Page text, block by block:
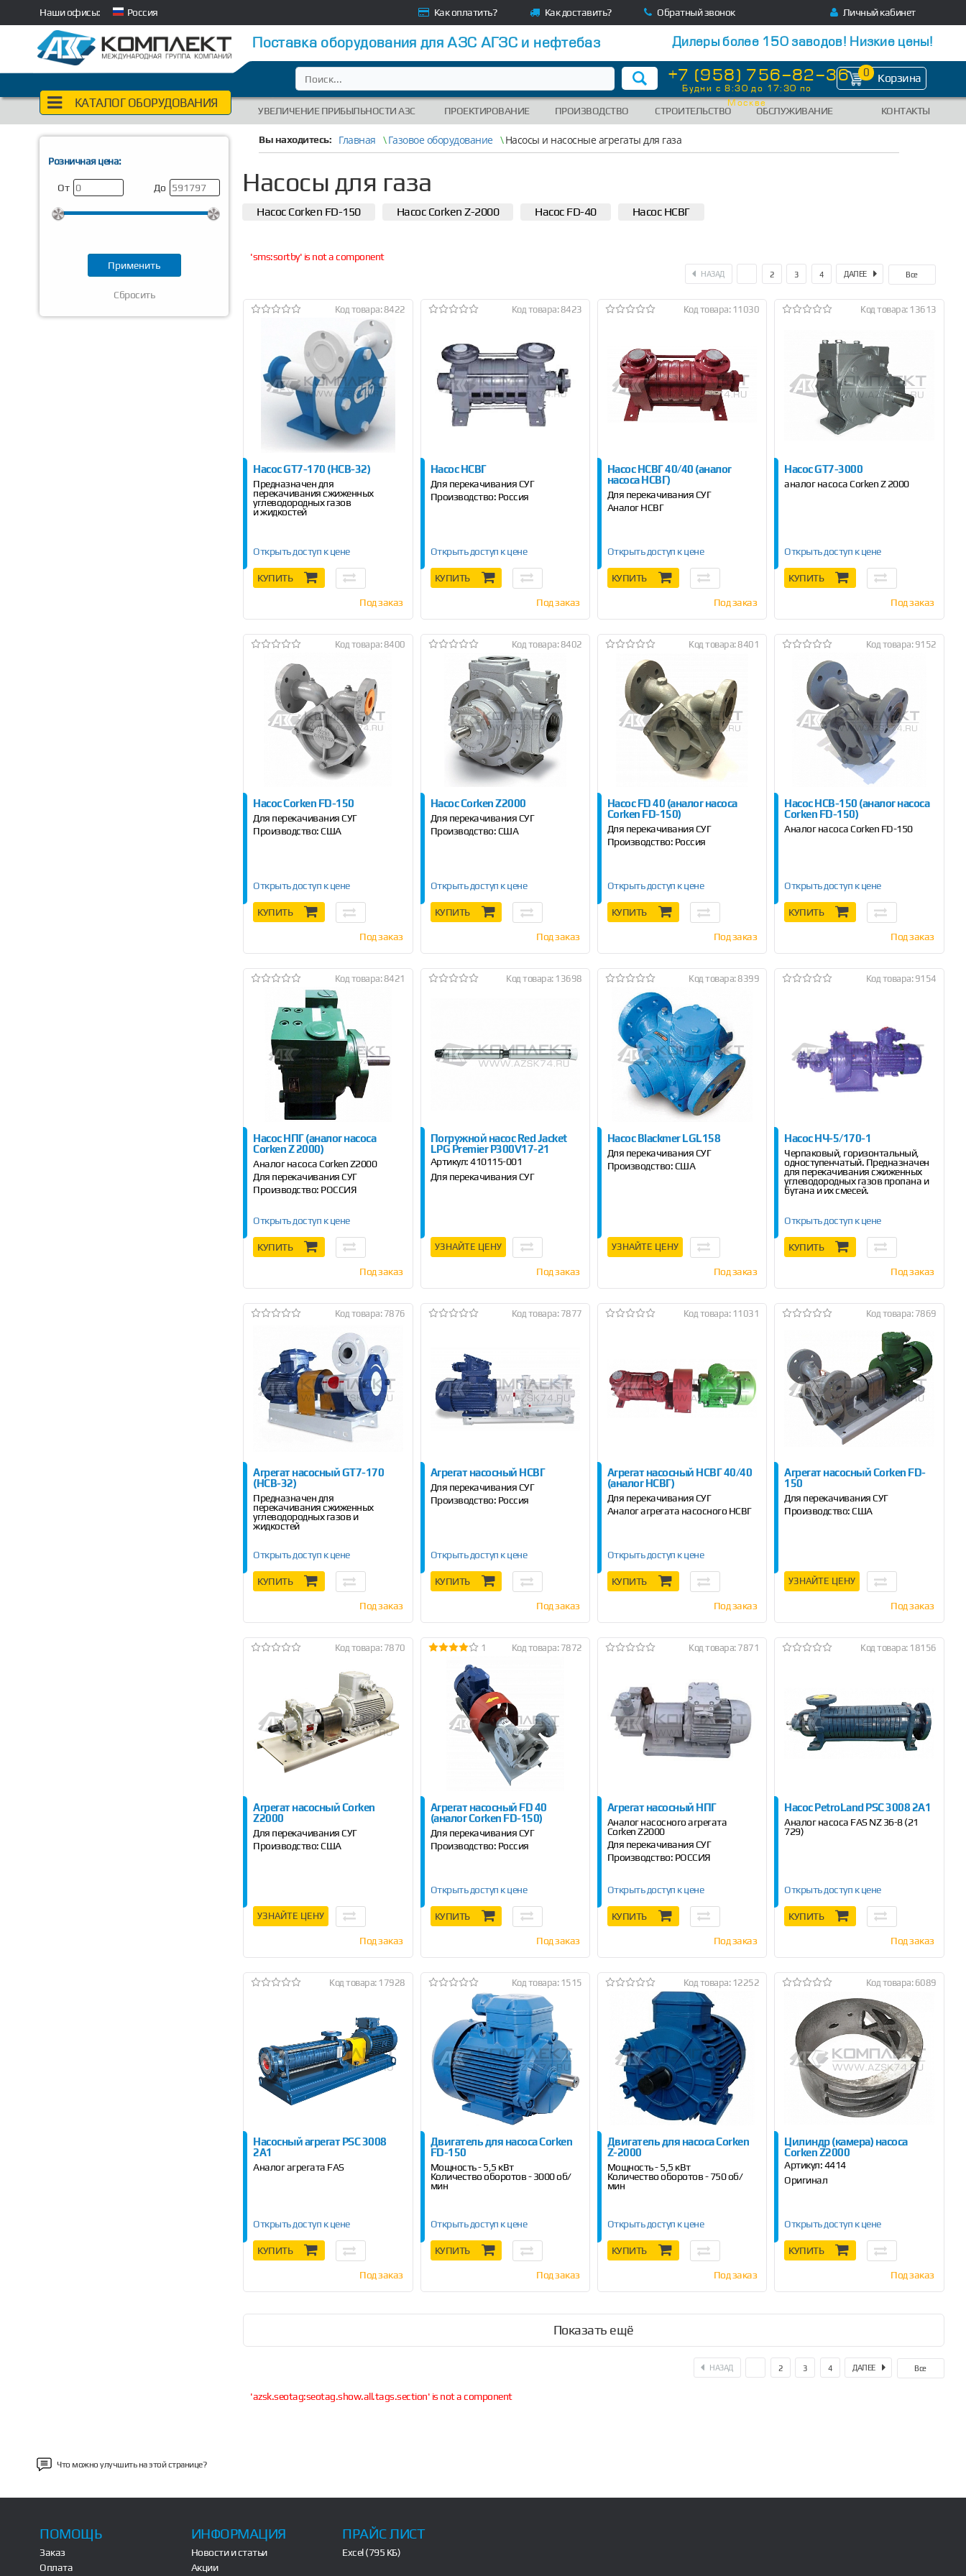
Наши офисы: Россия Как оплатить? Как доставить? Обратный звонок Личный кабинет
Поставка оборудования для АЗС АГЗС и нефтебаз Дилеры более 150 заводов! Низкие цены!
КАТАЛОГ ОБОРУДОВАНИЯ
+7 (958) 756-82-36
Будни с 8:30 до 17:30 по
Москве
0 Корзина
УВЕЛИЧЕНИЕ ПРИБЫЛЬНОСТИ АЗС ПРОЕКТИРОВАНИЕ ПРОИЗВОДСТВО СТРОИТЕЛЬСТВО ОБСЛУЖИВАНИЕ КОНТАКТЫ
Вы находитесь: Главная \Газовое оборудование \Насосы и насосные агрегаты для газа
Розничная цена:
От До
Сбросить
Насосы для газа
Насос Corken FD-150 Насос Corken Z-2000 Насос FD-40 Насос НСВГ
'sms:sortby' is not a component
НАЗАД 2 3 4 ДАЛЕЕ Все
Код товара: 8422
Насос GT7-170 (НСВ-32)
Предназначен для
перекачивания сжиженных
углеводородных газов
и жидкостей
Открыть доступ к цене
КУПИТЬ
Под заказ
Код товара: 8423
Насос НСВГ
Для перекачивания СУГ
Производство: Россия
Открыть доступ к цене
КУПИТЬ
Под заказ
Код товара: 11030
Насос НСВГ 40/40 (аналог
насоса НСВГ)
Для перекачивания СУГ
Аналог НСВГ
Открыть доступ к цене
КУПИТЬ
Под заказ
Код товара: 13613
Насос GT7-3000
аналог насоса Corken Z 2000
Открыть доступ к цене
КУПИТЬ
Под заказ
Код товара: 8400
Насос Corken FD-150
Для перекачивания СУГ
Производство: США
Открыть доступ к цене
КУПИТЬ
Под заказ
Код товара: 8402
Насос Сorken Z2000
Для перекачивания СУГ
Производство: США
Открыть доступ к цене
КУПИТЬ
Под заказ
Код товара: 8401
Насос FD 40 (аналог насоса
Corken FD-150)
Для перекачивания СУГ
Производство: Россия
Открыть доступ к цене
КУПИТЬ
Под заказ
Код товара: 9152
Насос НСВ-150 (аналог насоса
Corken FD-150)
Аналог насоса Corken FD-150
Открыть доступ к цене
КУПИТЬ
Под заказ
Код товара: 8421
Насос НПГ (аналог насоса
Corken Z 2000)
Аналог насоса Сorken Z2000
Для перекачивания СУГ
Производство: РОССИЯ
Открыть доступ к цене
КУПИТЬ
Под заказ
Код товара: 13698
Погружной насос Red Jacket
LPG Premier P300V17-21
Артикул:410115-001
Для перекачивания СУГ
УЗНАЙТЕ ЦЕНУ
Под заказ
Код товара: 8399
Насос Blackmer LGL158
Для перекачивания СУГ
Производство: США
УЗНАЙТЕ ЦЕНУ
Под заказ
Код товара: 9154
Насос НЧ-5/170-1
Черпаковый, горизонтальный,
одноступенчатый. Предназначен
для перекачивания сжиженных
углеводородных газов пропана и
бутана и их смесей.
Открыть доступ к цене
КУПИТЬ
Под заказ
Код товара: 7876
Агрегат насосный GT7-170
(НСВ-32)
Предназначен для
перекачивания сжиженных
углеводородных газов и
жидкостей
Открыть доступ к цене
КУПИТЬ
Под заказ
Код товара: 7877
Агрегат насосный НСВГ
Для перекачивания СУГ
Производство: Россия
Открыть доступ к цене
КУПИТЬ
Под заказ
Код товара: 11031
Агрегат насосный НСВГ 40/40
(аналог НСВГ)
Для перекачивания СУГ
Аналог агрегата насосного НСВГ
Открыть доступ к цене
КУПИТЬ
Под заказ
Код товара: 7869
Агрегат насосный Corken FD-
150
Для перекачивания СУГ
Производство: США
УЗНАЙТЕ ЦЕНУ
Под заказ
Код товара: 7870
Агрегат насосный Corken
Z2000
Для перекачивания СУГ
Производство: США
УЗНАЙТЕ ЦЕНУ
Под заказ
1 Код товара: 7872
Агрегат насосный FD 40
(аналог Corken FD-150)
Для перекачивания СУГ
Производство: Россия
Открыть доступ к цене
КУПИТЬ
Под заказ
Код товара: 7871
Агрегат насосный НПГ
Аналог насосного агрегата
Сorken Z2000
Для перекачивания СУГ
Производство: РОССИЯ
Открыть доступ к цене
КУПИТЬ
Под заказ
Код товара: 18156
Насос PetroLand PSC 3008 2A1
Аналог насоса FAS NZ 36-8 (21
729)
Открыть доступ к цене
КУПИТЬ
Под заказ
Код товара: 17928
Насосный агрегат PSC 3008
2A1
Аналог агрегата FAS
Открыть доступ к цене
КУПИТЬ
Под заказ
Код товара: 1515
Двигатель для насоса Corken
FD-150
Мощность - 5,5 кВт
Количество оборотов - 3000 об/
мин
Открыть доступ к цене
КУПИТЬ
Под заказ
Код товара: 12252
Двигатель для насоса Corken
Z-2000
Мощность - 5,5 кВт
Количество оборотов - 750 об/
мин
Открыть доступ к цене
КУПИТЬ
Под заказ
Код товара: 6089
Цилиндр (камера) насоса
Corken Z2000
Артикул:4414
Оригинал
Открыть доступ к цене
КУПИТЬ
Под заказ
Показать ещё
НАЗАД 2 3 4 ДАЛЕЕ Все
'azsk.seotag:seotag.show.all.tags.section' is not a component
Что можно улучшить на этой странице?
ПОМОЩЬ
Заказ
Оплата
ИНФОРМАЦИЯ
Новости и статьи
Акции
ПРАЙС ЛИСТ
Excel (795 КБ)